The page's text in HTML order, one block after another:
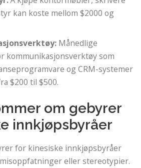
kan koste mellom $2000 og
Månedlige
kommunikasjonsverktøy som
og CRM-systemer
$200 til $500.
om gebyrer
innkjøpsbyråer
for kinesiske innkjøpsbyråer
eller stereotypier.